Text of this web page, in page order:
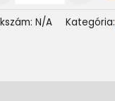
N/A Kategória: